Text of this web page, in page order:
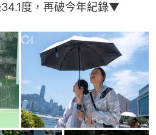
度，再破今年紀錄▼